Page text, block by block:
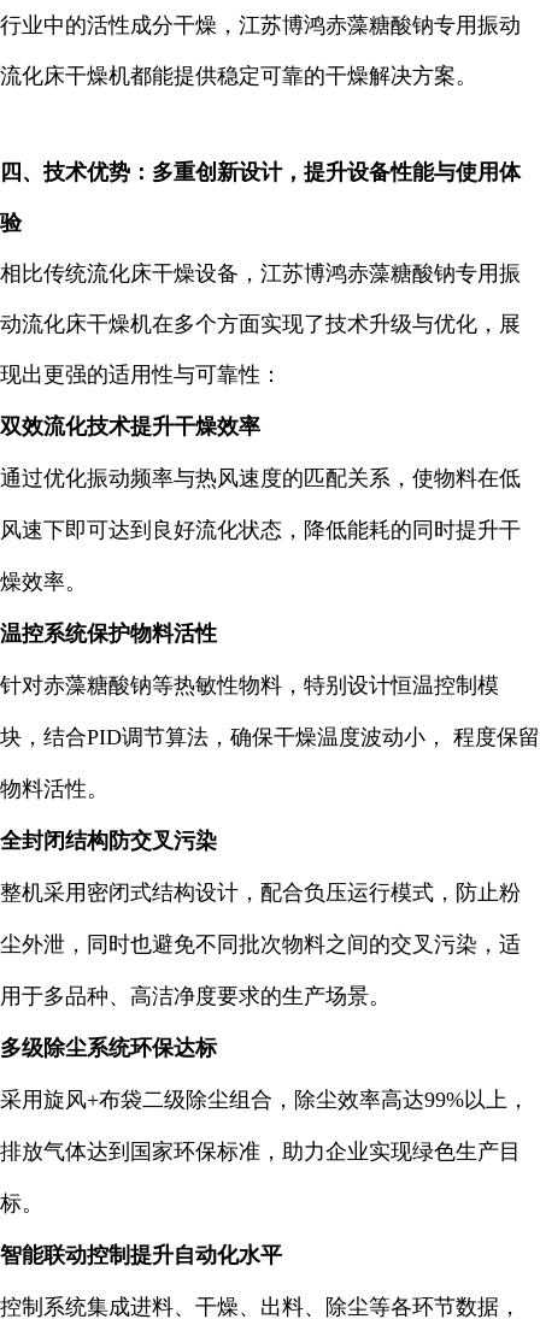
行业中的活性成分干燥，江苏博鸿赤藻糖酸钠专用振动
流化床干燥机都能提供稳定可靠的干燥解决方案。
四、技术优势：多重创新设计，提升设备性能与使用体
验
相比传统流化床干燥设备，江苏博鸿赤藻糖酸钠专用振
动流化床干燥机在多个方面实现了技术升级与优化，展
现出更强的适用性与可靠性：
双效流化技术提升干燥效率
通过优化振动频率与热风速度的匹配关系，使物料在低
风速下即可达到良好流化状态，降低能耗的同时提升干
燥效率。
温控系统保护物料活性
针对赤藻糖酸钠等热敏性物料，特别设计恒温控制模
块，结合PID调节算法，确保干燥温度波动小， 程度保留
物料活性。
全封闭结构防交叉污染
整机采用密闭式结构设计，配合负压运行模式，防止粉
尘外泄，同时也避免不同批次物料之间的交叉污染，适
用于多品种、高洁净度要求的生产场景。
多级除尘系统环保达标
采用旋风+布袋二级除尘组合，除尘效率高达99%以上，
排放气体达到国家环保标准，助力企业实现绿色生产目
标。
智能联动控制提升自动化水平
控制系统集成进料、干燥、出料、除尘等各环节数据，